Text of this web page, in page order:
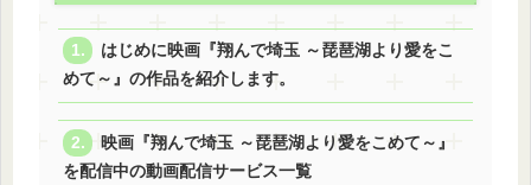
はじめに映画『翔んで埼玉 ～琵琶湖より愛をこ
めて～』の作品を紹介します。
映画『翔んで埼玉 ～琵琶湖より愛をこめて～』
を配信中の動画配信サービス一覧